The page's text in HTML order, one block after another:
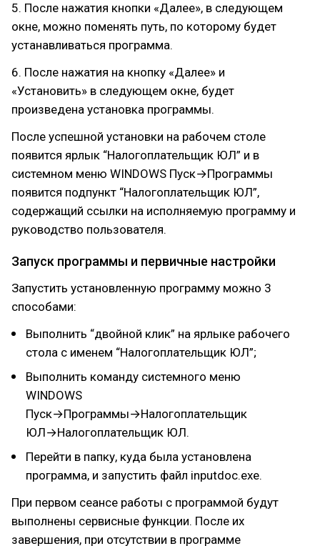
5. После нажатия кнопки «Далее», в следующем
окне, можно поменять путь, по которому будет
устанавливаться программа.
6. После нажатия на кнопку «Далее» и
«Установить» в следующем окне, будет
произведена установка программы.
После успешной установки на рабочем столе
появится ярлык “Налогоплательщик ЮЛ” и в
системном меню WINDOWS Пуск→Программы
появится подпункт “Налогоплательщик ЮЛ”,
содержащий ссылки на исполняемую программу и
руководство пользователя.
Запуск программы и первичные настройки
Запустить установленную программу можно 3
способами:
Выполнить “двойной клик” на ярлыке рабочего
стола с именем “Налогоплательщик ЮЛ”;
Выполнить команду системного меню
WINDOWS
Пуск→Программы→Налогоплательщик
ЮЛ→Налогоплательщик ЮЛ.
Перейти в папку, куда была установлена
программа, и запустить файл inputdoc.exe.
При первом сеансе работы с программой будут
выполнены сервисные функции. После их
завершения, при отсутствии в программе